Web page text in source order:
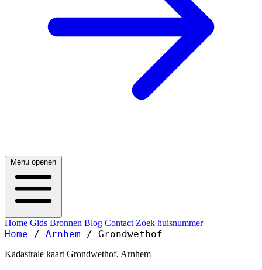
Menu openen
Home Gids Bronnen Blog Contact Zoek huisnummer
Home / Arnhem / Grondwethof
Kadastrale kaart Grondwethof, Arnhem